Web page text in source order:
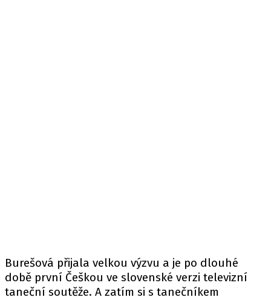
Burešová přijala velkou výzvu a je po dlouhé
době první Češkou ve slovenské verzi televizní
taneční soutěže. A zatím si s tanečníkem